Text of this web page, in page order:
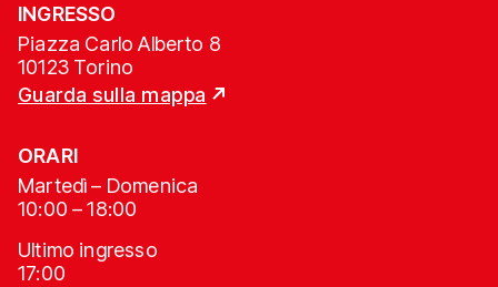
INGRESSO
Piazza Carlo Alberto 8
10123 Torino
Guarda sulla mappa
ORARI
Martedì – Domenica
10:00 – 18:00
Ultimo ingresso
17:00